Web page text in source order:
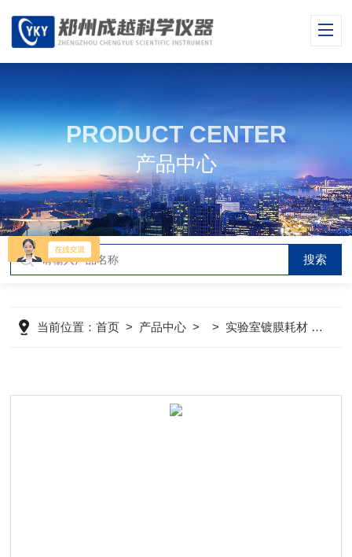
PRODUCT CENTER
产品中心
当前位置：首页 > 产品中心 > > 实验室镀膜耗材